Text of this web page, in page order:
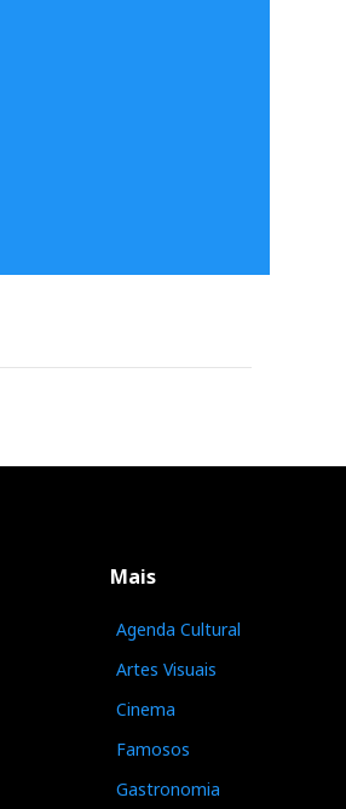
Mais
Agenda Cultural
Artes Visuais
Cinema
Famosos
Gastronomia